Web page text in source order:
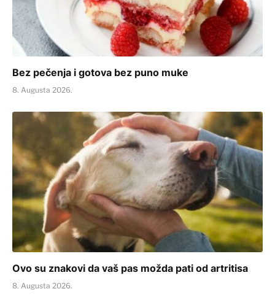
Bez pečenja i gotova bez puno muke
8. Augusta 2026.
Ovo su znakovi da vaš pas možda pati od artritisa
8. Augusta 2026.